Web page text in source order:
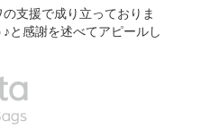
支援で成り立っておりま
と感謝を述べてアピールし